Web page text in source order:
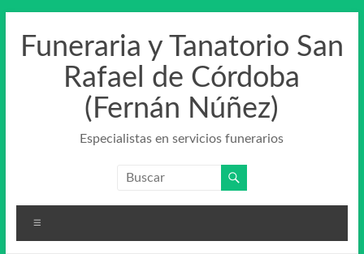
contenido
Funeraria y Tanatorio San
Rafael de Córdoba
(Fernán Núñez)
Especialistas en servicios funerarios